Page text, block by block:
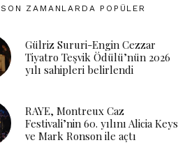
SON ZAMANLARDA POPÜLER
Gülriz Sururi-Engin Cezzar
Tiyatro Teşvik Ödülü’nün 2026
yılı sahipleri belirlendi
RAYE, Montreux Caz
Festivali’nin 60. yılını Alicia Keys
ve Mark Ronson ile açtı